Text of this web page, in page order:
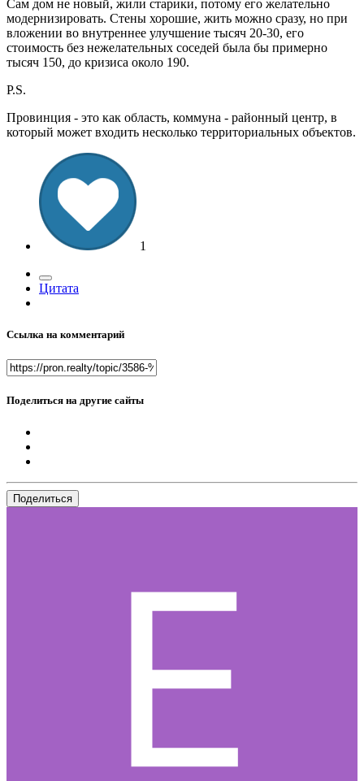
Сам дом не новый, жили старики, потому его желательно
модернизировать. Стены хорошие, жить можно сразу, но при
вложении во внутреннее улучшение тысяч 20-30, его
стоимость без нежелательных соседей была бы примерно
тысяч 150, до кризиса около 190.
P.S.
Провинция - это как область, коммуна - районный центр, в
который может входить несколько территориальных объектов.
1
Цитата
Ссылка на комментарий
Поделиться на другие сайты
Поделиться